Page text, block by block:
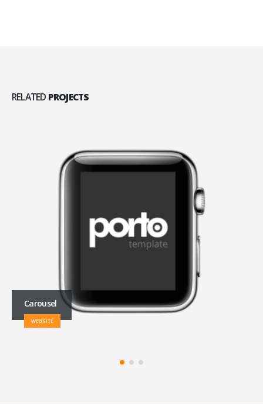
RELATED PROJECTS
Full Width Slider